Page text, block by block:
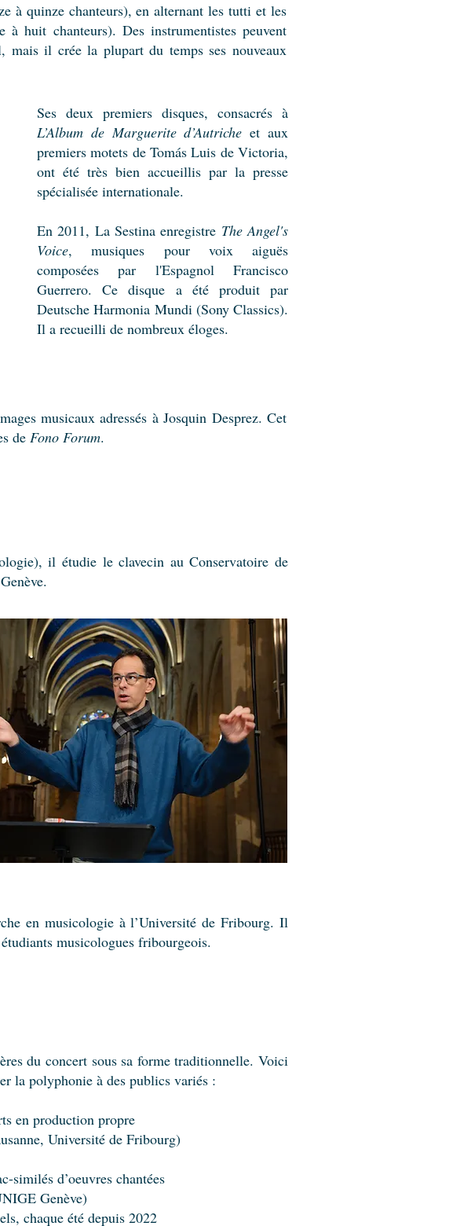
à quinze chanteurs), en alternant les tutti et les
huit chanteurs). Des instrumentistes peuvent
mais il crée la plupart du temps ses nouveaux
Ses deux premiers disques, consacrés à
L’Album de Marguerite d’Autricheet aux
premiers motets de Tomás Luis de Victoria,
ont été très bien accueillis par la presse
spécialisée internationale.
En 2011, La Sestina enregistre The Angel's
Voice, musiques pour voix aiguës
composées par l'Espagnol Francisco
Guerrero. Ce disque a été produit par
Deutsche Harmonia Mundi (Sony Classics).
Il a recueilli de nombreux éloges.
musicaux adressés à Josquin Desprez. Cet
de Fono Forum.
il étudie le clavecin au Conservatoire de
en musicologie à l’Université de Fribourg. Il
musicologues fribourgeois.
du concert sous sa forme traditionnelle. Voici
la polyphonie à des publics variés :
en production propre
Université de Fribourg)
similés d’oeuvres chantées
Genève)
chaque été depuis 2022